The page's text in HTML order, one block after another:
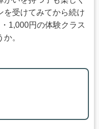
を受けてみてから続け
1,000円の体験クラス
。